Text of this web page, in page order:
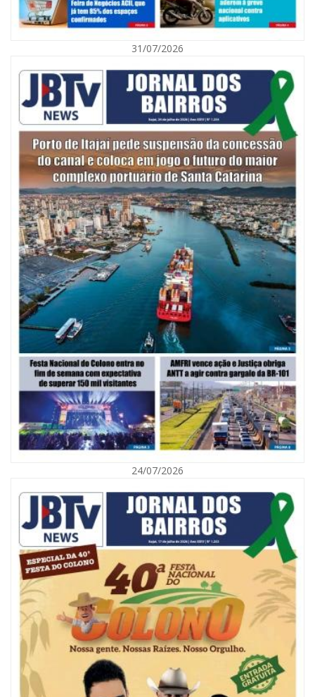
Itajaí avança na implantação do Método Wolbachia para o combate à
ITAPEMA
05/08/2026 | 07:00
Viva Praia terá edição especial de Dia dos Pais com atrações para toda a
NAVEGANTES
31/07/2026
24/07/2026